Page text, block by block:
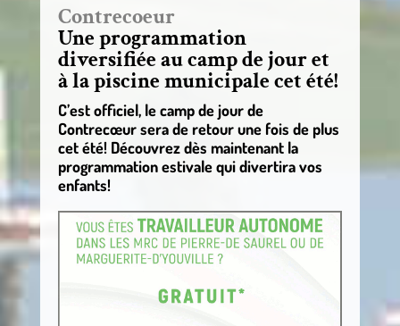
Contrecoeur
Une programmation
diversifiée au camp de jour et
à la piscine municipale cet été!
C’est officiel, le camp de jour de
Contrecœur sera de retour une fois de plus
cet été! Découvrez dès maintenant la
programmation estivale qui divertira vos
enfants!